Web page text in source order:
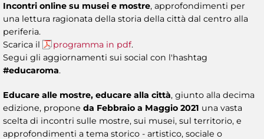
Incontri online su musei e mostre, approfondimenti per
una lettura ragionata della storia della città dal centro alla
periferia.
Scarica il
programma in pdf.
Segui gli aggiornamenti sui social con l'hashtag
#educaroma.
Educare alle mostre, educare alla città, giunto alla decima
edizione, propone da Febbraio a Maggio 2021 una vasta
scelta di incontri sulle mostre, sui musei, sul territorio, e
approfondimenti a tema storico - artistico, sociale o